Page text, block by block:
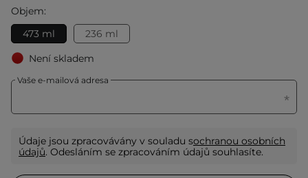
Objem:
473 ml
236 ml
Není skladem
Vaše e-mailová adresa
Údaje jsou zpracovávány v souladu sochranou osobních
údajů. Odesláním se zpracováním údajů souhlasíte.